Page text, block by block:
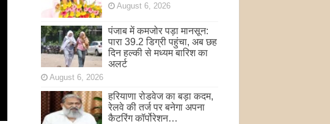
August 6, 2026
पंजाब में कमजोर पड़ा मानसून:
पारा 39.2 डिग्री पहुंचा, अब छह
दिन हल्की से मध्यम बारिश का
अलर्ट
August 6, 2026
हरियाणा रोडवेज का बड़ा कदम,
रेलवे की तर्ज पर बनेगा अपना
कैटरिंग कॉर्पोरेशन…